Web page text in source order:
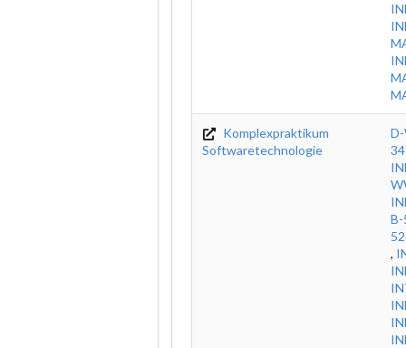
Komplexpraktikum
Softwaretechnologie
B-
,